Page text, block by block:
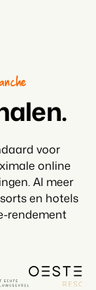
voor
online
Al meer
en hotels
rendement